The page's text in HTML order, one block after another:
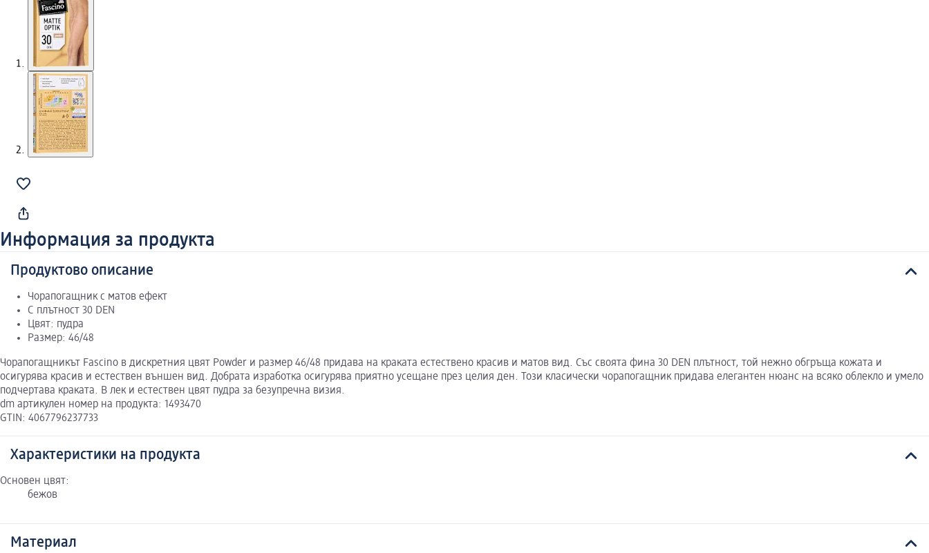
Информация за продукта
Продуктово описание
Чорапогащник с матов ефект
С плътност 30 DEN
Цвят: пудра
Размер: 46/48
Чорапогащникът Fascino в дискретния цвят Powder и размер 46/48 придава на краката естествено красив и матов вид. Със своята фина 30 DEN плътност, тoй нежно обгръща кожата и
осигурява красив и естествен външен вид. Добрата изработка осигурява приятно усещане през целия ден. Този класически чорапогащник придава елегантен нюанс на всяко облекло и умело
подчертава краката. В лек и естествен цвят пудра за безупречна визия.
dm артикулен номер на продукта: 1493470
GTIN: 4067796237733
Характеристики на продукта
Основен цвят:
бежов
Материал